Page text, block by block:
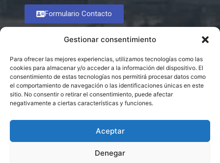
Gestionar consentimiento
Para ofrecer las mejores experiencias, utilizamos tecnologías como las
cookies para almacenar y/o acceder a la información del dispositivo. El
consentimiento de estas tecnologías nos permitirá procesar datos como
el comportamiento de navegación o las identificaciones únicas en este
sitio. No consentir o retirar el consentimiento, puede afectar
negativamente a ciertas características y funciones.
Aceptar
Denegar
Formulario Contacto